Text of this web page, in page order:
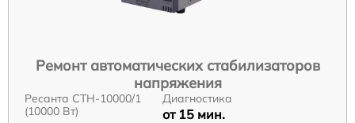
Ремонт автоматических стабилизаторов
напряжения
Ресанта СТН-10000/1
(10000 Вт)
Диагностика
от 15 мин.